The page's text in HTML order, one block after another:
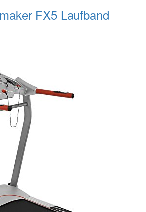
FX5 Laufband